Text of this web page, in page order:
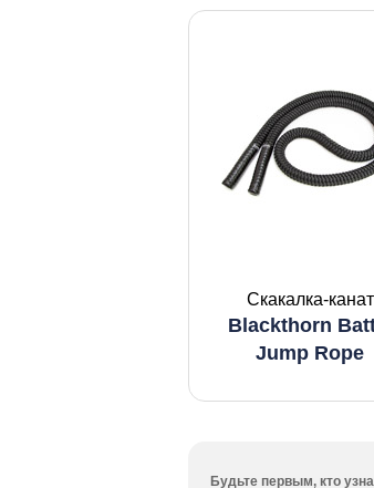
Скакалка-канат
Blackthorn
Jump Rope
Будьте первым, кто